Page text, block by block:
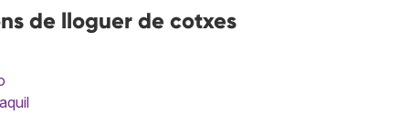
de lloguer de cotxes